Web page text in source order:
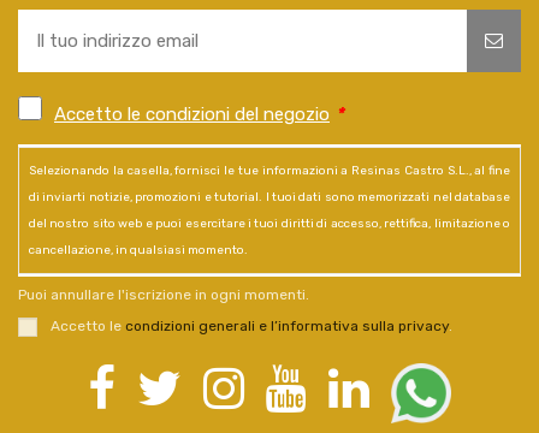
Accetto le condizioni del negozio *
Selezionando la casella, fornisci le tue informazioni a Resinas Castro S.L., al fine
di inviarti notizie, promozioni e tutorial. I tuoi dati sono memorizzati nel database
del nostro sito web e puoi esercitare i tuoi diritti di accesso, rettifica, limitazione o
cancellazione, in qualsiasi momento.
Puoi annullare l'iscrizione in ogni momenti.
Accetto le condizioni generali e l’informativa sulla privacy.